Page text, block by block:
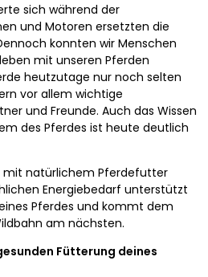
sich während der
und Motoren ersetzten die
konnten wir Menschen
mit unseren Pferden
heutzutage nur noch selten
vor allem wichtige
und Freunde. Auch das Wissen
des Pferdes ist heute deutlich
mit natürlichem Pferdefutter
Energiebedarf unterstützt
Pferdes und kommt dem
am nächsten.
Fütterung deines